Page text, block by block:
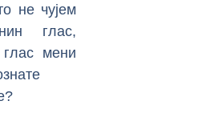
не чујем
глас,
мени